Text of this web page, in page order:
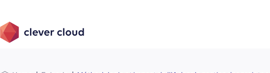
menu